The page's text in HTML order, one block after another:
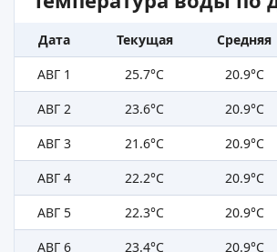
Дата Текущая Средняя
АВГ 1
25.7°C
20.9°C
АВГ 2
23.6°C
20.9°C
АВГ 3
21.6°C
20.9°C
АВГ 4
22.2°C
20.9°C
АВГ 5
22.3°C
20.9°C
АВГ 6
23.4°C 20.9°C